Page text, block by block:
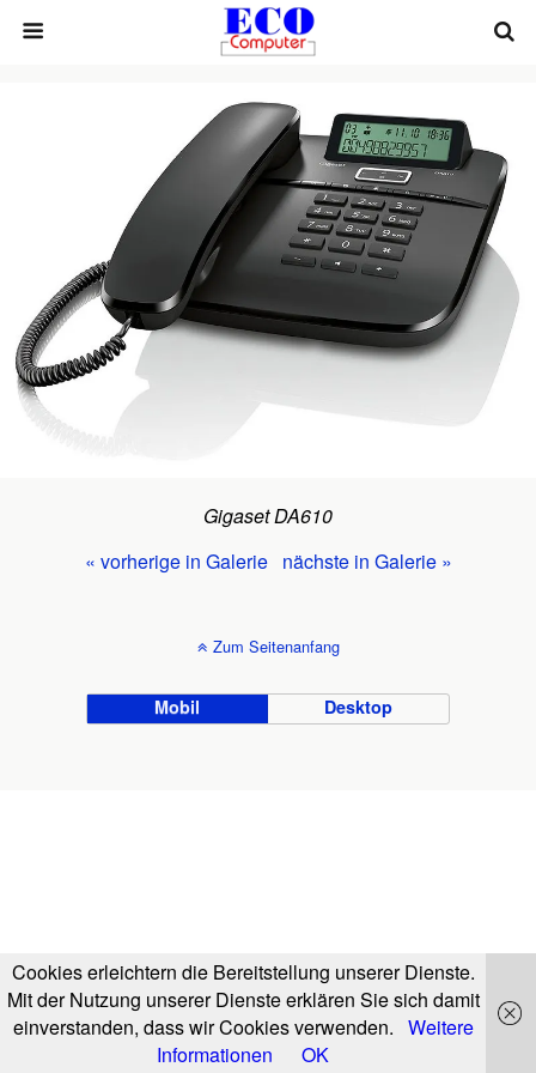
Gigaset DA610
« vorherige in Galerie nächste in Galerie »
Zum Seitenanfang
Mobil Desktop
Cookies erleichtern die Bereitstellung unserer Dienste.
Mit der Nutzung unserer Dienste erklären Sie sich damit
einverstanden, dass wir Cookies verwenden. Weitere
Informationen
OK